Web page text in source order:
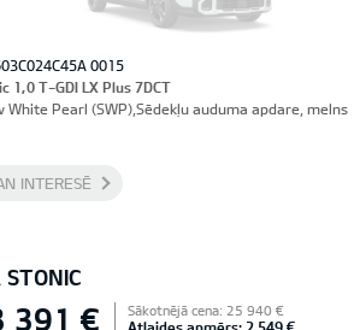
0015
1,0 T-GDI LX Plus 7DCT
White Pearl (SWP),Sēdekļu auduma apdare, melns
INTERESĒ
STONIC
391 € Sākotnējā cena: 25 940 €
Atlaides apmērs: 2 549 €